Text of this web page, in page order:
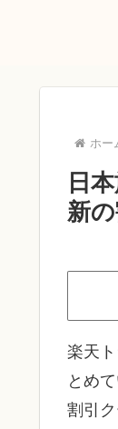
ホー
日
新
楽天
とめて
割引